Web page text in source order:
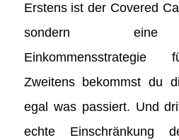
Erstens ist der Covered
sondern eine
Einkommensstrategie
Zweitens bekommst du
egal was passiert. Und
echte Einschränkung